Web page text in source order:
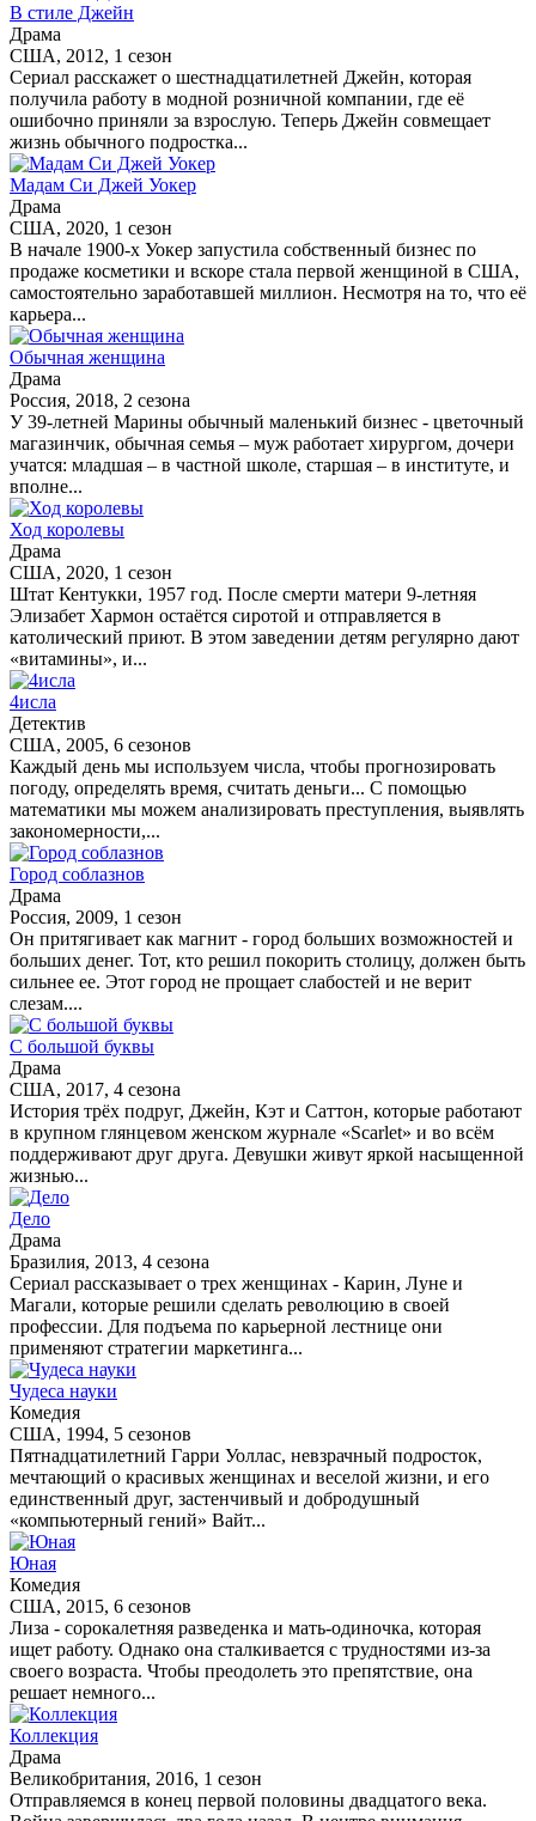
В стиле Джейн
Драма
США, 2012, 1 сезон
Сериал расскажет о шестнадцатилетней Джейн, которая
получила работу в модной розничной компании, где её
ошибочно приняли за взрослую. Теперь Джейн совмещает
жизнь обычного подростка...
Мадам Си Джей Уокер
Драма
США, 2020, 1 сезон
В начале 1900-х Уокер запустила собственный бизнес по
продаже косметики и вскоре стала первой женщиной в США,
самостоятельно заработавшей миллион. Несмотря на то, что её
карьера...
Обычная женщина
Драма
Россия, 2018, 2 сезона
У 39-летней Марины обычный маленький бизнес - цветочный
магазинчик, обычная семья – муж работает хирургом, дочери
учатся: младшая – в частной школе, старшая – в институте, и
вполне...
Ход королевы
Драма
США, 2020, 1 сезон
Штат Кентукки, 1957 год. После смерти матери 9-летняя
Элизабет Хармон остаётся сиротой и отправляется в
католический приют. В этом заведении детям регулярно дают
«витамины», и...
4исла
Детектив
США, 2005, 6 сезонов
Каждый день мы используем числа, чтобы прогнозировать
погоду, определять время, считать деньги... С помощью
математики мы можем анализировать преступления, выявлять
закономерности,...
Город соблазнов
Драма
Россия, 2009, 1 сезон
Он притягивает как магнит - город больших возможностей и
больших денег. Тот, кто решил покорить столицу, должен быть
сильнее ее. Этот город не прощает слабостей и не верит
слезам....
С большой буквы
Драма
США, 2017, 4 сезона
История трёх подруг, Джейн, Кэт и Саттон, которые работают
в крупном глянцевом женском журнале «Scarlet» и во всём
поддерживают друг друга. Девушки живут яркой насыщенной
жизнью...
Дело
Драма
Бразилия, 2013, 4 сезона
Сериал рассказывает о трех женщинах - Карин, Луне и
Магали, которые решили сделать революцию в своей
профессии. Для подъема по карьерной лестнице они
применяют стратегии маркетинга...
Чудеса науки
Комедия
США, 1994, 5 сезонов
Пятнадцатилетний Гарри Уоллас, невзрачный подросток,
мечтающий о красивых женщинах и веселой жизни, и его
единственный друг, застенчивый и добродушный
«компьютерный гений» Вайт...
Юная
Комедия
США, 2015, 6 сезонов
Лиза - сорокалетняя разведенка и мать-одиночка, которая
ищет работу. Однако она сталкивается с трудностями из-за
своего возраста. Чтобы преодолеть это препятствие, она
решает немного...
Коллекция
Драма
Великобритания, 2016, 1 сезон
Отправляемся в конец первой половины двадцатого века.